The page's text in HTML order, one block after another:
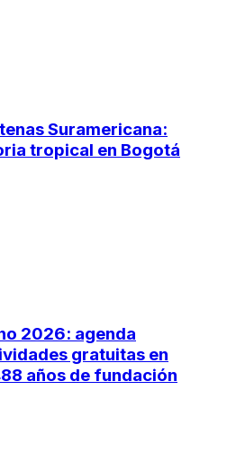
Suramericana:
tropical en Bogotá
2026: agenda
gratuitas en
años de fundación